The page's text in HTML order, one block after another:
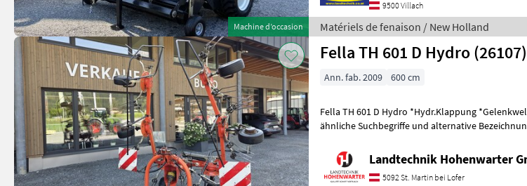
Machine d’occasion
9500 Villach
Matériels de fenaison / New Holland
Fella TH 601 D Hydro (26107)
Ann. fab. 2009 600 cm
Fella TH 601 D Hydro *Hydr.Klappung *Gelenkwelle *Warnrafeln
ähnliche Suchbegriffe und alternative
Landtechnik Hohenwarter
5092 St. Martin bei Lofer